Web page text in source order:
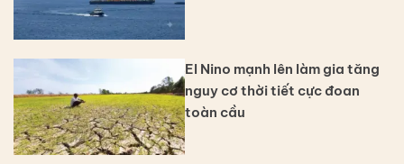
El Nino mạnh lên làm gia tăng
nguy cơ thời tiết cực đoan
toàn cầu